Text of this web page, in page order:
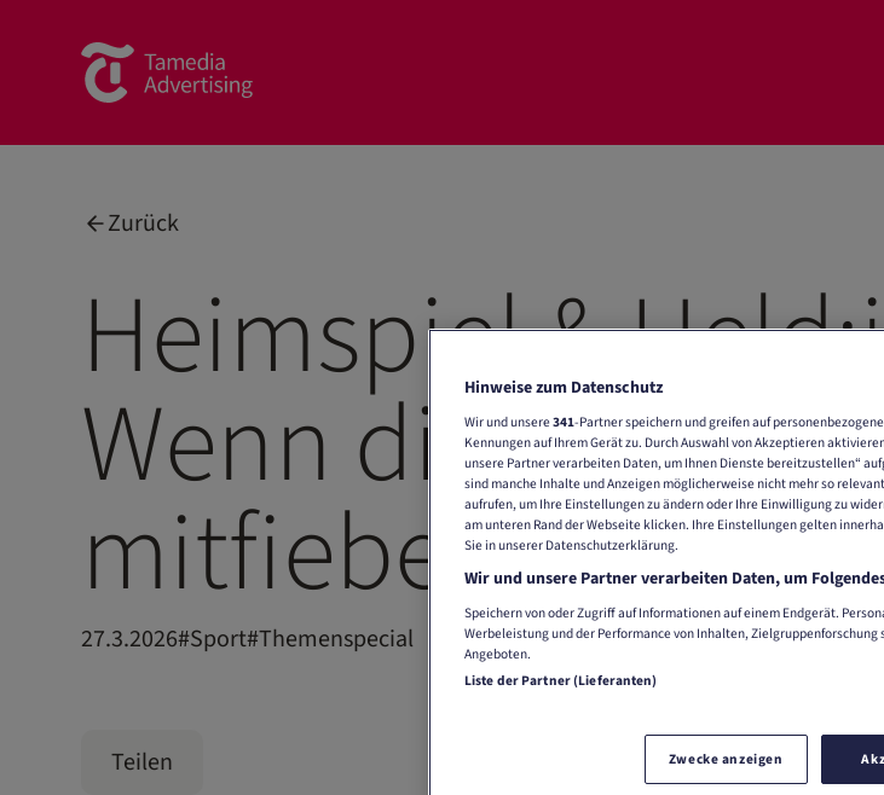
Zurück
Heimspiel &
Wenn die Schweiz
mitfiebert
27.3.2026#Sport#Themenspecial
Teilen
Hinweise zum Datenschutz
Wir und unsere341-Partner speichern und greifen auf
Kennungen auf Ihrem Gerät zu. Durch Auswahl von Akzeptieren
unsere Partner verarbeiten Daten, um Ihnen Dienste bereitzustellen“
sind manche Inhalte und Anzeigen möglicherweise nicht mehr so
aufrufen, um Ihre Einstellungen zu ändern oder Ihre Einwilligung zu
am unteren Rand der Webseite klicken. Ihre Einstellungen gelten
Sie in unserer Datenschutzerklärung.
Wir und unsere Partner verarbeiten Daten, um
Speichern von oder Zugriff auf Informationen auf einem Endgerät.
Werbeleistung und der Performance von Inhalten,
Angeboten.
Liste der Partner (Lieferanten)
Zwecke anzeigen